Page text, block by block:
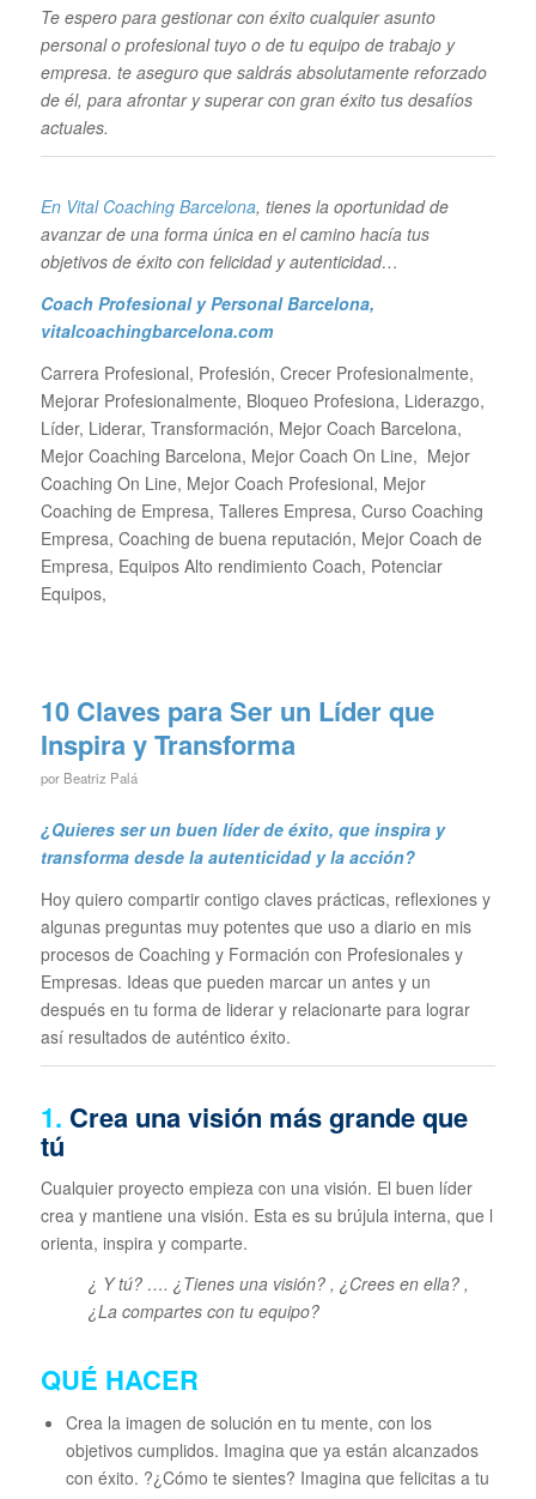
Te espero para gestionar con éxito cualquier asunto
personal o profesional tuyo o de tu equipo de trabajo y
empresa. te aseguro que saldrás absolutamente reforzado
de él, para afrontar y superar con gran éxito tus desafíos
actuales.
En Vital Coaching Barcelona, tienes la oportunidad de
avanzar de una forma única en el camino hacía tus
objetivos de éxito con felicidad y autenticidad…
Coach Profesional y Personal Barcelona,
vitalcoachingbarcelona.com
Carrera Profesional, Profesión, Crecer Profesionalmente,
Mejorar Profesionalmente, Bloqueo Profesiona, Liderazgo,
Líder, Liderar, Transformación, Mejor Coach Barcelona,
Mejor Coaching Barcelona, Mejor Coach On Line, Mejor
Coaching On Line, Mejor Coach Profesional, Mejor
Coaching de Empresa, Talleres Empresa, Curso Coaching
Empresa, Coaching de buena reputación, Mejor Coach de
Empresa, Equipos Alto rendimiento Coach, Potenciar
Equipos,
10 Claves para Ser un Líder que
Inspira y Transforma
por Beatriz Palá
¿Quieres ser un buen líder de éxito, que inspira y
transforma desde la autenticidad y la acción?
Hoy quiero compartir contigo claves prácticas, reflexiones y
algunas preguntas muy potentes que uso a diario en mis
procesos de Coaching y Formación con Profesionales y
Empresas. Ideas que pueden marcar un antes y un
después en tu forma de liderar y relacionarte para lograr
así resultados de auténtico éxito.
1. Crea una visión más grande que
tú
Cualquier proyecto empieza con una visión. El buen líder
crea y mantiene una visión. Esta es su brújula interna, que l
orienta, inspira y comparte.
¿ Y tú? …. ¿Tienes una visión? , ¿Crees en ella? ,
¿La compartes con tu equipo?
QUÉ HACER
Crea la imagen de solución en tu mente, con los
objetivos cumplidos. Imagina que ya están alcanzados
con éxito. ?¿Cómo te sientes? Imagina que felicitas a tu